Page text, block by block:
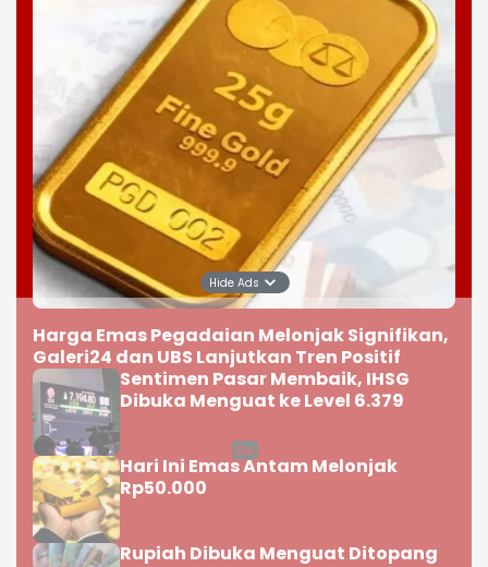
Harga Emas Pegadaian Melonjak Signifikan,
Galeri24 dan UBS Lanjutkan Tren Positif
Sentimen Pasar Membaik, IHSG
Dibuka Menguat ke Level 6.379
Hari Ini Emas Antam Melonjak
Rp50.000
Rupiah Dibuka Menguat Ditopang
Hide Ads